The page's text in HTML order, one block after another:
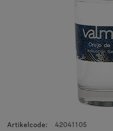
Artikelcode: 42041105